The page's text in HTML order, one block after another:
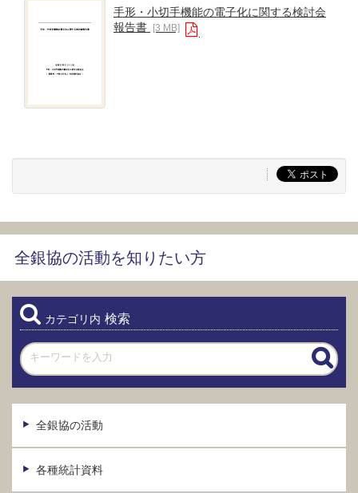
手形・小切手機能の電子化に関する検討会
報告書
[3 MB]
全銀協の活動を知りたい方
カテゴリ内 検索
全銀協の活動
各種統計資料